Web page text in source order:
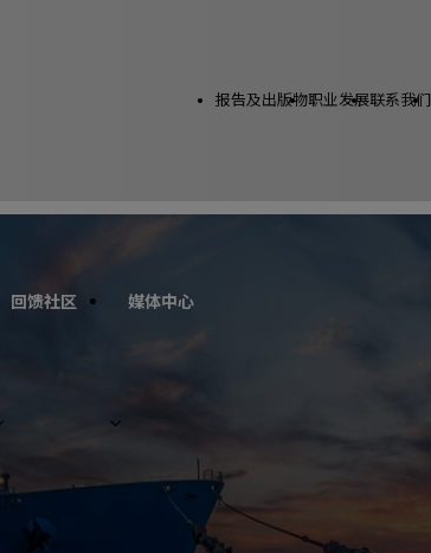
Utility
报告及出版物
人力资源管理报告
职业发展联系我们
康菲人物
回馈社区 媒体中心